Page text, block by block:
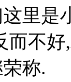
里是
而不
称.